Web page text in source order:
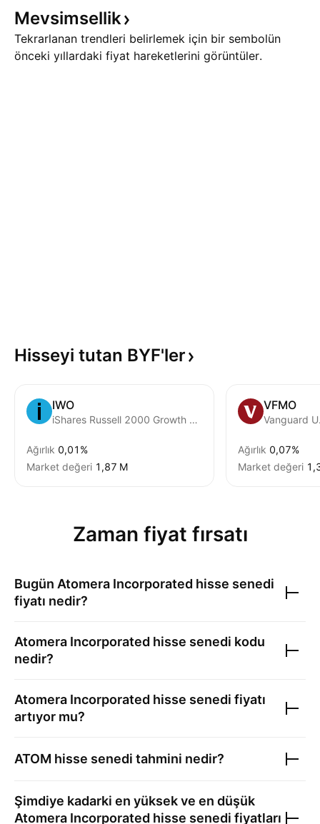
Mevsimsellik
Tekrarlanan trendleri belirlemek için bir sembolün
önceki yıllardaki fiyat hareketlerini görüntüler.
Hisseyi tutan BYF'ler
IWO
iShares Russell 2000 Growth ETF
Ağırlık 0,01%
Market değeri ‪1,87 M‬
VFMO
Ağırlık 0,07%
Market değeri
Zaman fiyat fırsatı
Bugün Atomera Incorporated hisse senedi
fiyatı nedir?
Atomera Incorporated hisse senedi kodu
nedir?
Atomera Incorporated hisse senedi fiyatı
artıyor mu?
ATOM hisse senedi tahmini nedir?
Şimdiye kadarki en yüksek ve en düşük
Atomera Incorporated hisse senedi fiyatları